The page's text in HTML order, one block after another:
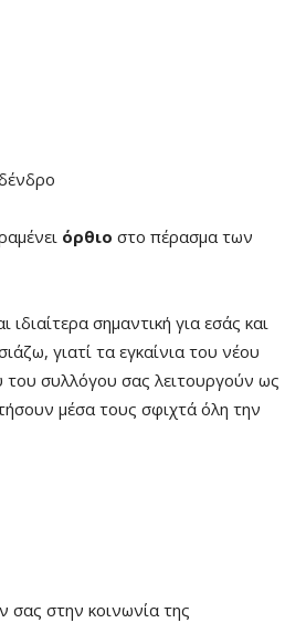
όρθιο στο πέρασμα των
ιδιαίτερα σημαντική για εσάς και
γιατί τα εγκαίνια του νέου
του συλλόγου σας λειτουργούν ως
μέσα τους σφιχτά όλη την
σας στην κοινωνία της